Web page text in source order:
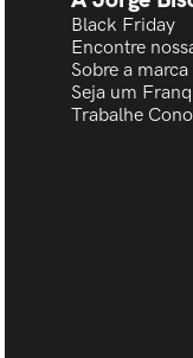
Black Friday
Encontre
Sobre a marca
Seja um
Trabalhe